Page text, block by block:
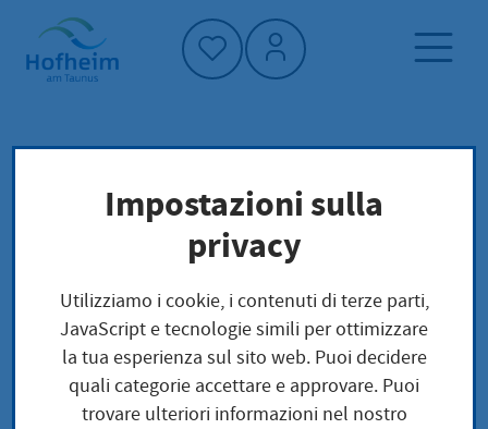
Home"
Pagina iniziale
Cultura, sport e turismo
Archivio della città
Bestände
Bestände
Impostazioni sulla
privacy
Utilizziamo i cookie, i contenuti di terze parti,
JavaScript e tecnologie simili per ottimizzare
la tua esperienza sul sito web. Puoi decidere
quali categorie accettare e approvare. Puoi
trovare ulteriori informazioni nel nostro